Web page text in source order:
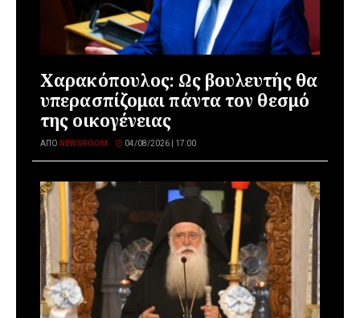
Χαρακόπουλος: Ως βουλευτής θα
υπερασπίζομαι πάντα τον θεσμό
της οικογένειας
ΑΠΌ NEWSROOM 04/08/2026 | 17:00